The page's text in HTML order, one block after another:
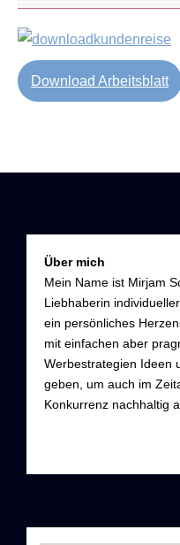
Download Arbeitsblatt
Über mich
Mein Name ist Mirjam
Liebhaberin
ein persönliches
mit einfachen aber
Werbestrategien Ideen
geben, um auch im
Konkurrenz nachhaltig